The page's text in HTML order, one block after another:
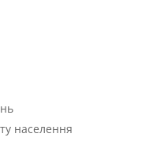
населення